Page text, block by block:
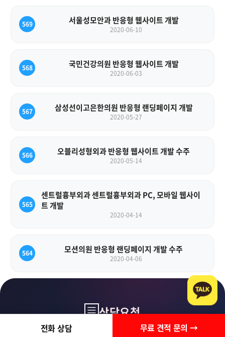
569 서울성모안과 반응형 웹사이트 개발
2020-06-10
568 국민건강의원 반응형 웹사이트 개발
2020-06-03
567 삼성선이고은한의원 반응형 랜딩페이지 개발
2020-05-27
566 오블리성형외과 반응형 웹사이트 개발 수주
2020-05-14
565
센트럴흉부외과 센트럴흉부외과 PC, 모바일 웹사이
트 개발
2020-04-14
564 모션의원 반응형 랜딩페이지 개발 수주
2020-04-06
상담요청
전화 상담 무료 견적 문의 →